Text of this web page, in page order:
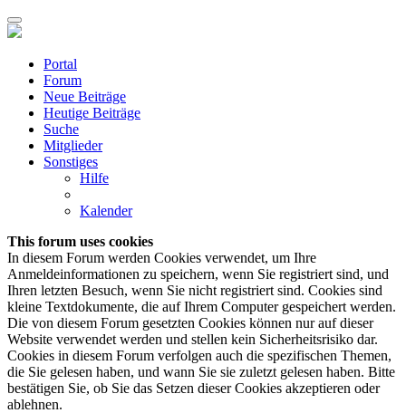
Portal
Forum
Neue Beiträge
Heutige Beiträge
Suche
Mitglieder
Sonstiges
Hilfe
Kalender
This forum uses cookies
In diesem Forum werden Cookies verwendet, um Ihre
Anmeldeinformationen zu speichern, wenn Sie registriert sind, und
Ihren letzten Besuch, wenn Sie nicht registriert sind. Cookies sind
kleine Textdokumente, die auf Ihrem Computer gespeichert werden.
Die von diesem Forum gesetzten Cookies können nur auf dieser
Website verwendet werden und stellen kein Sicherheitsrisiko dar.
Cookies in diesem Forum verfolgen auch die spezifischen Themen,
die Sie gelesen haben, und wann Sie sie zuletzt gelesen haben. Bitte
bestätigen Sie, ob Sie das Setzen dieser Cookies akzeptieren oder
ablehnen.